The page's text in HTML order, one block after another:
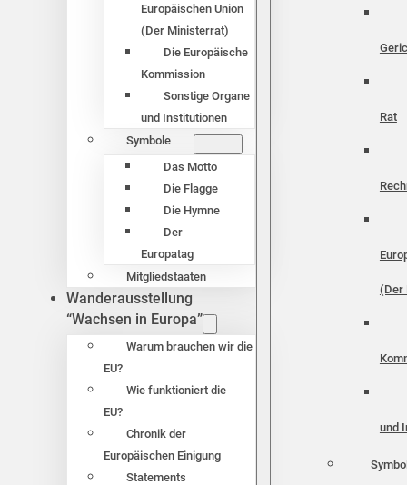
Europäischen Union
(Der Ministerrat)
Die Europäische
Kommission
Sonstige Organe
und Institutionen
Symbole
Das Motto
Die Flagge
Die Hymne
Der
Europatag
Mitgliedstaaten
Wanderausstellung
“Wachsen in Europa”
Warum brauchen wir die
EU?
Wie funktioniert die
EU?
Chronik der
Europäischen Einigung
Statements
Rat
(Der
und